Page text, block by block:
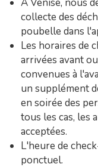
collecte des
poubelle dans
Les horaires de
arrivées avant
convenues à
un supplément
en soirée des
tous les cas, les
acceptées.
L'heure de
ponctuel.